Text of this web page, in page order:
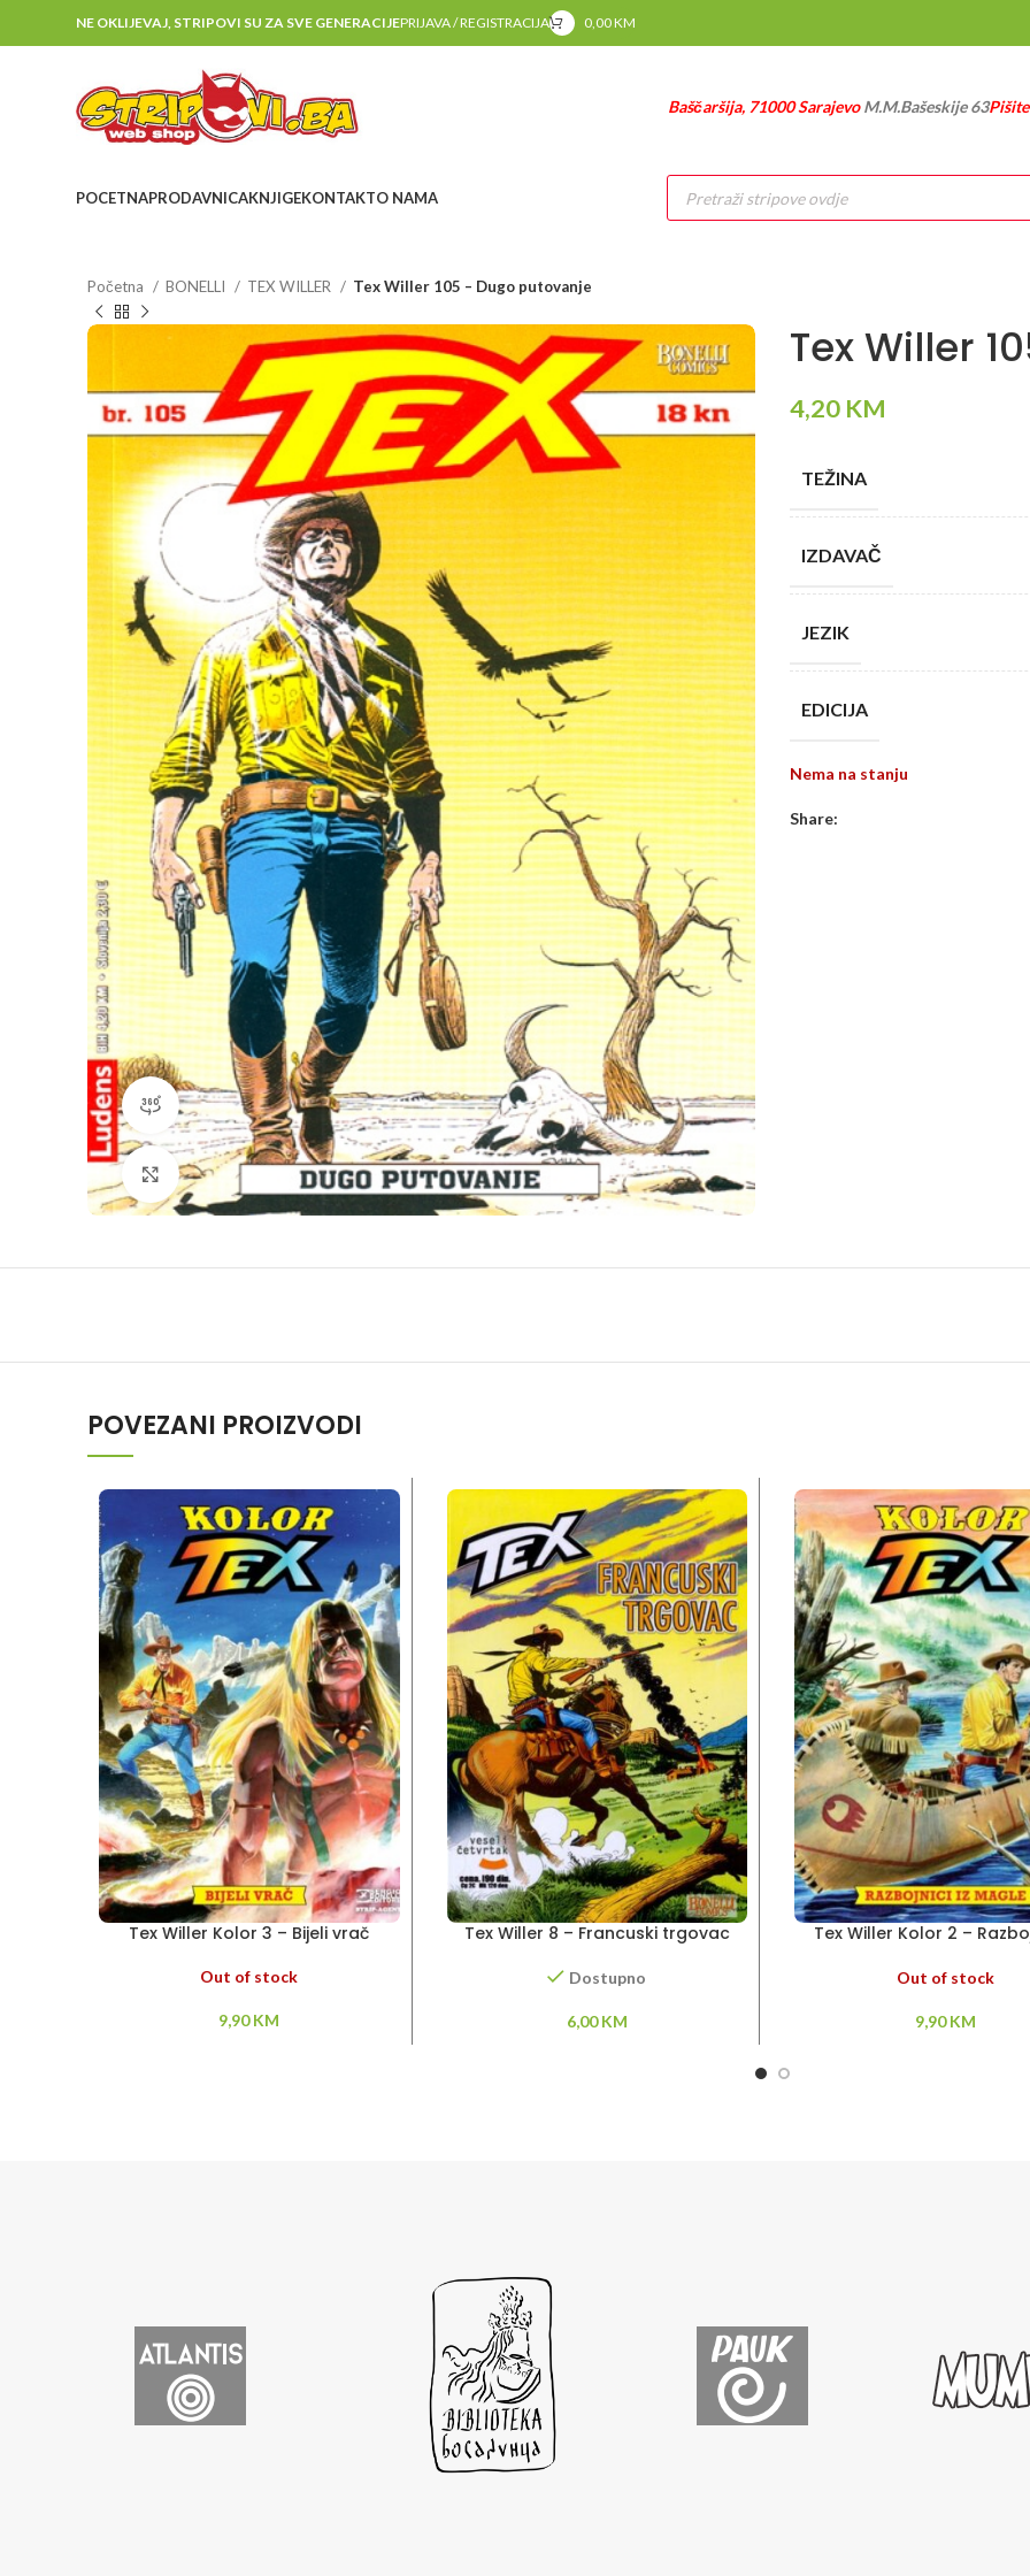
NE OKLIJEVAJ, STRIPOVI SU ZA SVE GENERACIJEPRIJAVA / REGISTRACIJA 0,00KM
Baščaršija, 71000 SarajevoM.M.Bašeskije 63
POCETNAPRODAVNICAKNJIGEKONTAKTO NAMA
Products
search
Početna BONELLI TEX WILLER Tex Willer 105 – Dugo putovanje
360 product view
Klikni da povečaš
Tex Willer
4,20 KM
TEŽINA
IZDAVAČ
JEZIK
EDICIJA
Nema na stanju
Share:
POVEZANI PROIZVODI
Tex Willer Kolor 3 – Bijeli vrač
Out of stock
9,90KM
Tex Willer 8 – Francuski trgovac
Dostupno
6,00KM
Tex Willer Kolor 2 –
Out of stock
9,90KM